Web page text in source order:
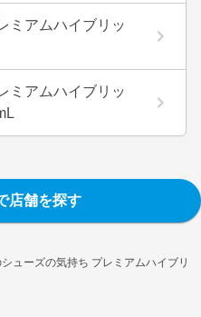
ューズの気持ち プレミアムハイブリ
ミアムハイブリッ
ミアムハイブリッ
店舗を探す